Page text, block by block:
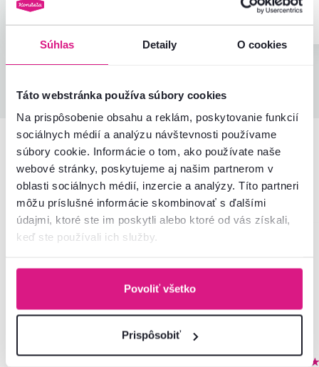
Súhlas Detaily O cookies
Táto webstránka používa súbory cookies
Na prispôsobenie obsahu a reklám, poskytovanie funkcií
sociálnych médií a analýzu návštevnosti používame
súbory cookie. Informácie o tom, ako používate naše
webové stránky, poskytujeme aj našim partnerom v
oblasti sociálnych médií, inzercie a analýzy. Títo partneri
môžu príslušné informácie skombinovať s ďalšími
údajmi, ktoré ste im poskytli alebo ktoré od vás získali,
keď ste používali ich služby.
Povoliť všetko
Prispôsobiť
Overený
Overený
Podobné produkty
Akcia